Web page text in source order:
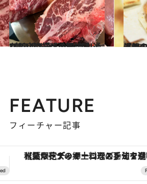
2017.11.20
“肉の達人”が滋賀に開いた新店は 遠くからでも通いたい肉好きの聖地！
グルメ 滋賀の和のオー
旅＆
FEATURE
フィーチャー記事
ヴァシュロン・コンスタンタン「オーヴァーシーズ・オートマティック」。旅愛好家のお気に入りコレクションから、ジェンダ